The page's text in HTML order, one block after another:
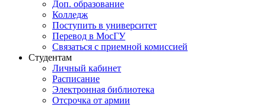
Доп. образование
Колледж
Поступить в университет
Перевод в МосГУ
Связаться с приемной комиссией
Студентам
Личный кабинет
Расписание
Электронная библиотека
Отсрочка от армии